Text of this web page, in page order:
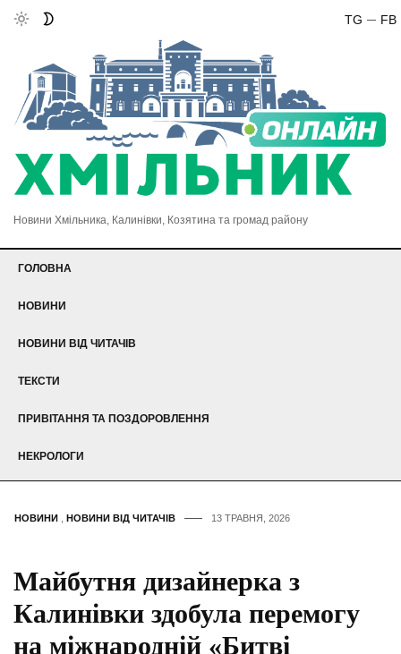
FB
TG
Новини Хмільника, Калинівки, Козятина та громад району
ГОЛОВНА
НОВИНИ
НОВИНИ ВІД ЧИТАЧІВ
ТЕКСТИ
ПРИВІТАННЯ ТА ПОЗДОРОВЛЕННЯ
НЕКРОЛОГИ
НОВИНИ НОВИНИ ВІД ЧИТАЧІВ 13 ТРАВНЯ, 2026
Майбутня дизайнерка з
Калинівки здобула перемогу
на міжнародній «Битві